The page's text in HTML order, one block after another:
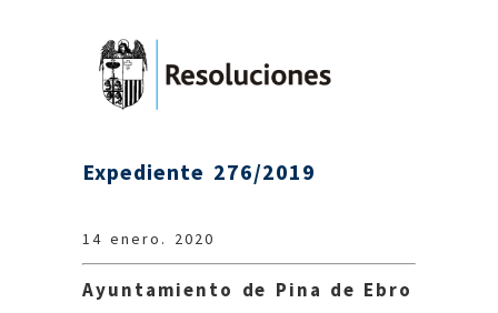
Expediente 276/2019
14 enero. 2020
Ayuntamiento de Pina de Ebro